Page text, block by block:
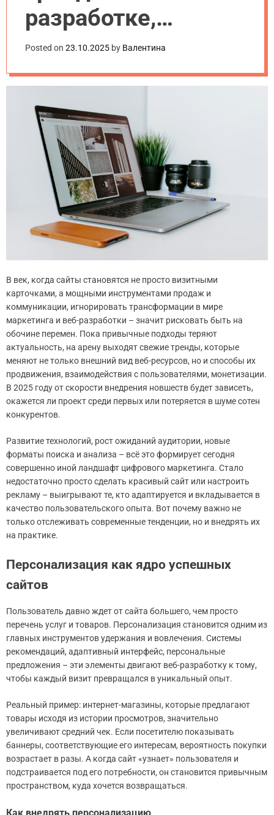
разработке,
которые нельзя
пропустить в 2025
году
Posted on 23.10.2025 by Валентина
В век, когда сайты становятся не просто визитными
карточками, а мощными инструментами продаж и
коммуникации, игнорировать трансформации в мире
маркетинга и веб-разработки – значит рисковать быть на
обочине перемен. Пока привычные подходы теряют
актуальность, на арену выходят свежие тренды, которые
меняют не только внешний вид веб-ресурсов, но и способы их
продвижения, взаимодействия с пользователями, монетизации.
В 2025 году от скорости внедрения новшеств будет зависеть,
окажется ли проект среди первых или потеряется в шуме сотен
конкурентов.
Развитие технологий, рост ожиданий аудитории, новые
форматы поиска и анализа – всё это формирует сегодня
совершенно иной ландшафт цифрового маркетинга. Стало
недостаточно просто сделать красивый сайт или настроить
рекламу – выигрывают те, кто адаптируется и вкладывается в
качество пользовательского опыта. Вот почему важно не
только отслеживать современные тенденции, но и внедрять их
на практике.
Персонализация как ядро успешных
сайтов
Пользователь давно ждет от сайта большего, чем просто
перечень услуг и товаров. Персонализация становится одним из
главных инструментов удержания и вовлечения. Системы
рекомендаций, адаптивный интерфейс, персональные
предложения – эти элементы двигают веб-разработку к тому,
чтобы каждый визит превращался в уникальный опыт.
Реальный пример: интернет-магазины, которые предлагают
товары исходя из истории просмотров, значительно
увеличивают средний чек. Если посетителю показывать
баннеры, соответствующие его интересам, вероятность покупки
возрастает в разы. А когда сайт «узнает» пользователя и
подстраивается под его потребности, он становится привычным
пространством, куда хочется возвращаться.